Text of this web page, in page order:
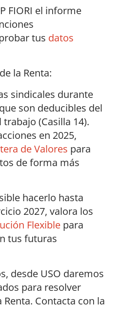
FIORI el informe
tus datos
la Renta:
sindicales durante
son deducibles del
(Casilla 14).
en 2025,
de Valores para
de forma más
hacerlo hasta
2027, valora los
Flexible para
tus futuras
desde USO daremos
para resolver
Contacta con la